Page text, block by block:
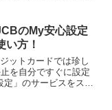
れています。...
のMy安心設定
い方！
ットカードでは珍し
を自分ですぐに設定
定」のサービスをスタ